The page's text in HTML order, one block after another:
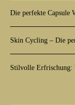
Die perfekte Capsule
Skin Cycling – Die
Stilvolle Erfrischung: